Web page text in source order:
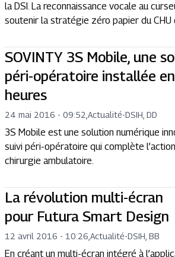
la DSI. La reconnaissance vocale au
soutenir la stratégie zéro papier du CHU
SOVINTY 3S Mobile, une
péri-opératoire installée
heures
24 mai 2016 - 09:52 Actualité-DSIH, DD
3S Mobile est une solution numérique
suivi péri-opératoire qui complète
chirurgie ambulatoire.
La révolution multi-écran
pour Futura Smart Design
12 avril 2016 - 10:26 Actualité-DSIH, BB
En créant un multi-écran intégré à